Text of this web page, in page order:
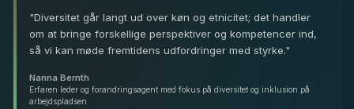
"Diversitet går langt ud over køn og etnicitet; det handler
om at bringe forskellige perspektiver og kompetencer ind,
så vi kan møde fremtidens udfordringer med styrke."
Nanna Bernth
Erfaren leder og forandringsagent med fokus på diversitet og inklusion på
arbejdspladsen.